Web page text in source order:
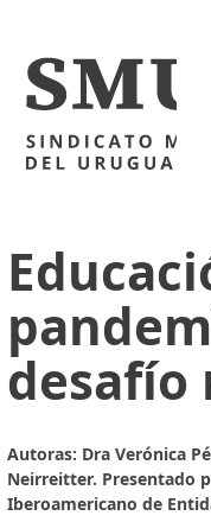
Autoras: Dra Verónica
Neirreitter. Presentado
Iberoamericano de